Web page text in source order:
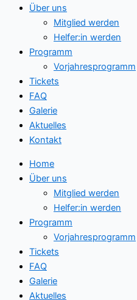
Über uns
Mitglied werden
Helfer:in werden
Programm
Vorjahresprogramm
Tickets
FAQ
Galerie
Aktuelles
Kontakt
Home
Über uns
Mitglied werden
Helfer:in werden
Programm
Vorjahresprogramm
Tickets
FAQ
Galerie
Aktuelles